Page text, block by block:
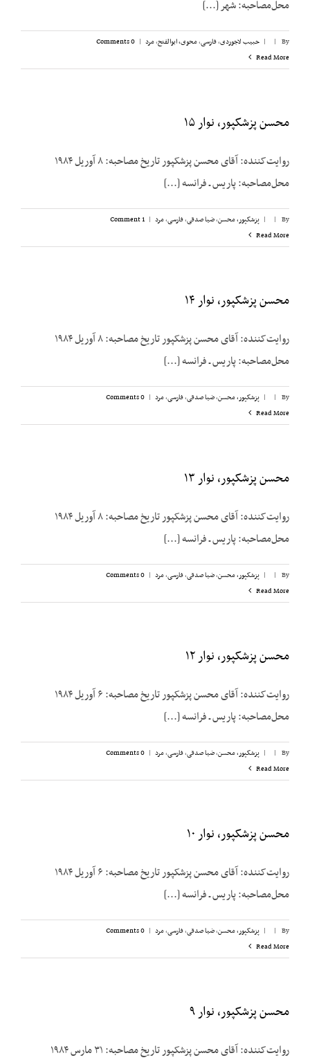
محل‌مصاحبه: شهر [...]
By
|
| حبیب لاجوردی,فارسی,محوی، ابوالفتح,مرد |
0 Comments
Read More
محسن پزشکپور، نوار ۱۵
روایت‌کننده: آقای محسن پزشک‎پور تاریخ مصاحبه: ۸ آوریل ۱۹۸۴
محل‌مصاحبه: پاریس ـ فرانسه [...]
By
|
| پزشکپور،‌ محسن,ضیا صدقی,فارسی,مرد |
1 Comment
Read More
محسن پزشکپور، نوار ۱۴
روایت‌کننده: آقای محسن پزشک‎پور تاریخ مصاحبه: ۸ آوریل ۱۹۸۴
محل‌مصاحبه: پاریس ـ فرانسه [...]
By
|
| پزشکپور،‌ محسن,ضیا صدقی,فارسی,مرد |
0 Comments
Read More
محسن پزشکپور، نوار ۱۳
روایت‌کننده: آقای محسن پزشک‎پور تاریخ مصاحبه: ۸ آوریل ۱۹۸۴
محل‌مصاحبه: پاریس ـ فرانسه [...]
By
|
| پزشکپور،‌ محسن,ضیا صدقی,فارسی,مرد |
0 Comments
Read More
محسن پزشکپور، نوار ۱۲
روایت‌کننده: آقای محسن پزشک‎پور تاریخ مصاحبه: ۶ آوریل ۱۹۸۴
محل‌مصاحبه: پاریس ـ فرانسه [...]
By
|
| پزشکپور،‌ محسن,ضیا صدقی,فارسی,مرد |
0 Comments
Read More
محسن پزشکپور، نوار ۱۰
روایت‌کننده: آقای محسن پزشک‎پور تاریخ مصاحبه: ۶ آوریل ۱۹۸۴
محل‌مصاحبه: پاریس ـ فرانسه [...]
By
|
| پزشکپور،‌ محسن,ضیا صدقی,فارسی,مرد |
0 Comments
Read More
محسن پزشکپور، نوار ۹
روایت‌کننده: آقای محسن پزشک‎پور تاریخ مصاحبه: ۳۱ مارس ۱۹۸۴